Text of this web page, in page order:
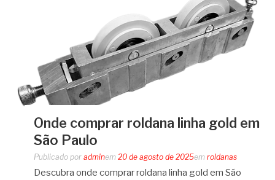
Onde comprar roldana linha gold em
São Paulo
Publicado por adminem 20 de agosto de 2025em roldanas
Descubra onde comprar roldana linha gold em São